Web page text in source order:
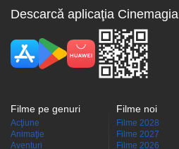
Descarcă aplicaţia Cinemagia
Filme pe genuri
Acţiune
Animaţie
Aventuri
Filme noi
Filme 2028
Filme 2027
Filme 2026